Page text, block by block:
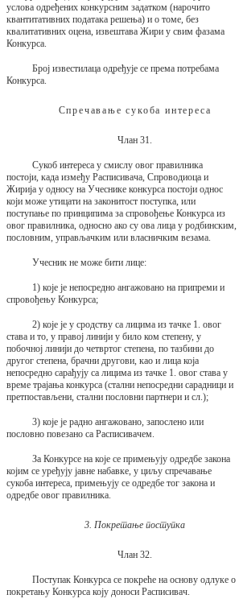
услова одређених конкурсним задатком (нарочито
квантитативних података решења) и о томе, без
квалитативних оцена, извештава Жири у свим фазама
Конкурса.
Број известилаца одређује се према потребама
Конкурса.
Спречавање сукоба интереса
Члан 31.
Сукоб интереса у смислу овог правилника
постоји, када између Расписивача, Спроводиоца и
Жирија у односу на Учеснике конкурса постоји однос
који може утицати на законитост поступка, или
поступање по принципима за спровођење Конкурса из
овог правилника, односно ако су ова лица у родбинским,
пословним, управљачким или власничким везама.
Учесник не може бити лице:
1) које је непосредно ангажовано на припреми и
спровођењу Конкурса;
2) које је у сродству са лицима из тачке 1. овог
става и то, у правој линији у било ком степену, у
побочној линији до четвртог степена, по тазбини до
другог степена, брачни другови, као и лица која
непосредно сарађују са лицима из тачке 1. овог става у
време трајања конкурса (стални непосредни сарадници и
претпостављени, стални пословни партнери и сл.);
3) које је радно ангажовано, запослено или
пословно повезано са Расписивачем.
За Конкурсе на које се примењују одредбе закона
којим се уређују јавне набавке, у циљу спречавање
сукоба интереса, примењују се одредбе тог закона и
одредбе овог правилника.
3. Покретање поступка
Члан 32.
Поступак Конкурса се покреће на основу одлуке о
покретању Конкурса коју доноси Расписивач.